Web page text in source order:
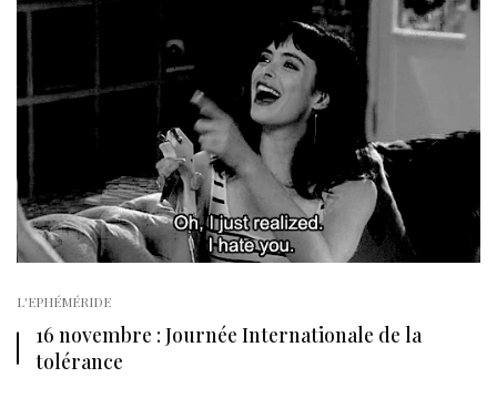
L'EPHÉMÉRIDE
16 novembre : Journée Internationale de la
tolérance